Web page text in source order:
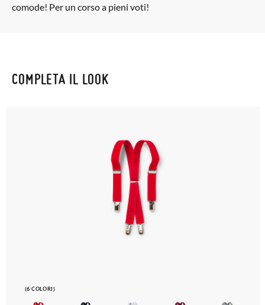
comode! Per un corso a pieni voti!
COMPLETA IL LOOK
(6 COLORI)